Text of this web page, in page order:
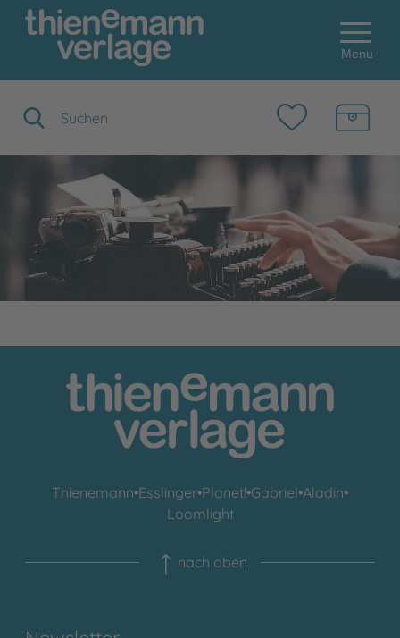
Menu
Thienemann•Esslinger•Planet!•Gabriel•Aladin•
Loomlight
nach oben